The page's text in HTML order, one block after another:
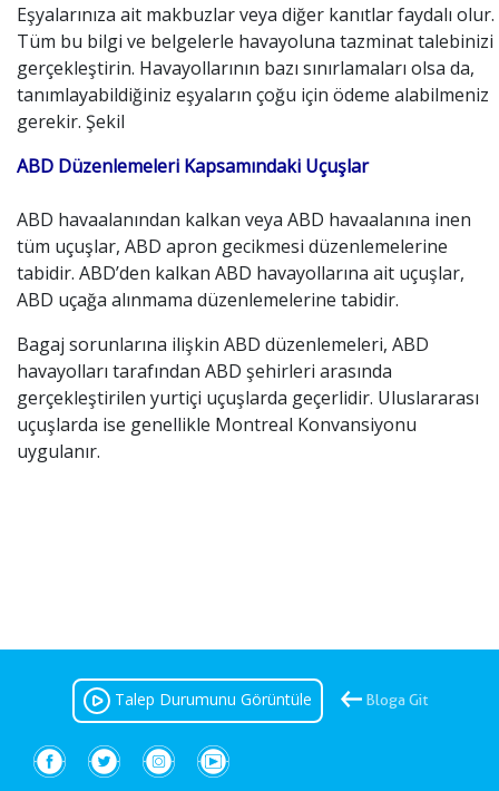
Eşyalarınıza ait makbuzlar veya diğer kanıtlar faydalı olur.
Tüm bu bilgi ve belgelerle havayoluna tazminat talebinizi
gerçekleştirin. Havayollarının bazı sınırlamaları olsa da,
tanımlayabildiğiniz eşyaların çoğu için ödeme alabilmeniz
gerekir. Şekil
ABD Düzenlemeleri Kapsamındaki Uçuşlar
ABD havaalanından kalkan veya ABD havaalanına inen
tüm uçuşlar, ABD apron gecikmesi düzenlemelerine
tabidir. ABD’den kalkan ABD havayollarına ait uçuşlar,
ABD uçağa alınmama düzenlemelerine tabidir.
Bagaj sorunlarına ilişkin ABD düzenlemeleri, ABD
havayolları tarafından ABD şehirleri arasında
gerçekleştirilen yurtiçi uçuşlarda geçerlidir. Uluslararası
uçuşlarda ise genellikle Montreal Konvansiyonu
uygulanır.
Talep Durumunu Görüntüle Bloga Git